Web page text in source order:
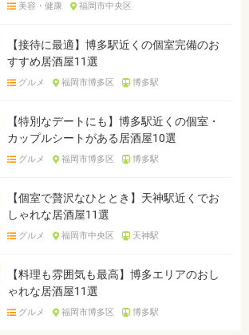
美容・健康 福岡市中央区
【接待に最適】博多駅近くの個室完備のお
すすめ居酒屋11選
グルメ 福岡市博多区 博多駅
【特別なデートにも】博多駅近くの個室・
カップルシートがある居酒屋10選
グルメ 福岡市博多区 博多駅
【個室で贅沢なひととき】天神駅近くでお
しゃれな居酒屋11選
グルメ 福岡市中央区 天神駅
【料理も雰囲気も最高】博多エリアのおし
ゃれな居酒屋11選
グルメ 福岡市博多区 博多駅